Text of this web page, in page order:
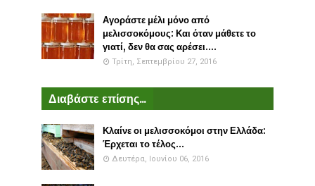
Αγοράστε μέλι μόνο από
μελισσοκόμους: Και όταν μάθετε το
γιατί, δεν θα σας αρέσει....
Τρίτη, Σεπτεμβρίου 27, 2016
Διαβάστε επίσης...
Κλαίνε οι μελισσοκόμοι στην Ελλάδα:
Έρχεται το τέλος...
Δευτέρα, Ιουνίου 06, 2016